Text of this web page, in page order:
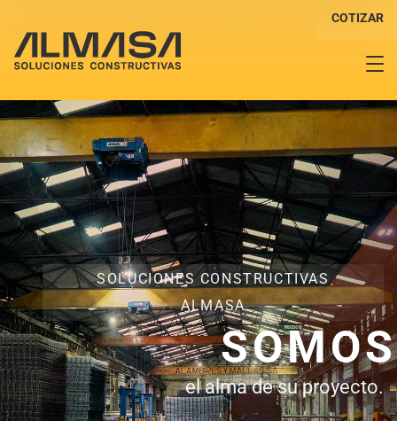
COTIZAR
SOLUCIONES CONSTRUCTIVAS
ALMASA
SOMOS
el alma de su proyecto.